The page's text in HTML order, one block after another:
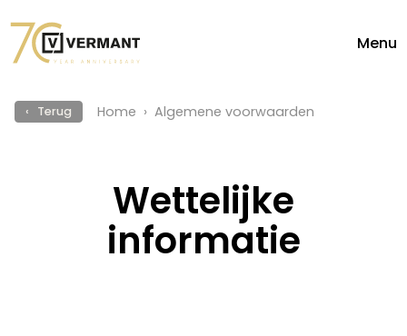
Menu
‹ Terug Home Algemene voorwaarden
Wettelijke
informatie